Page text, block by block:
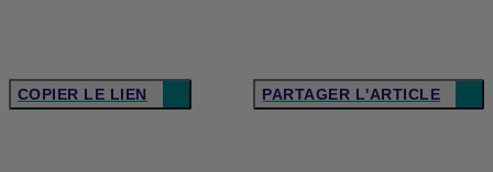
COPIER LE LIEN PARTAGER L'ARTICLE